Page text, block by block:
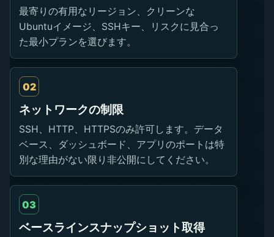
最寄りの有用なリージョン、クリーンな
Ubuntuイメージ、SSHキー、リスクに見合っ
た最小プランを選びます。
02
ネットワークの制限
SSH、HTTP、HTTPSのみ許可します。データ
ベース、ダッシュボード、アプリのポートは特
別な理由がない限り非公開にしてください。
03
ベースラインスナップショット取得